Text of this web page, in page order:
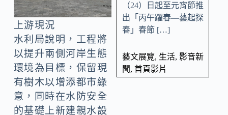
上游現況
水利局說明，工程將
以提升兩側河岸生態
環境為目標，保留現
有樹木以增添都市綠
意，同時在水防安全
的基礎上新建親水設
（24）日起至元宵節推
出「丙午躍春—藝起探
春」春節 […]
藝文展覽, 生活, 影音新
聞, 首頁影片